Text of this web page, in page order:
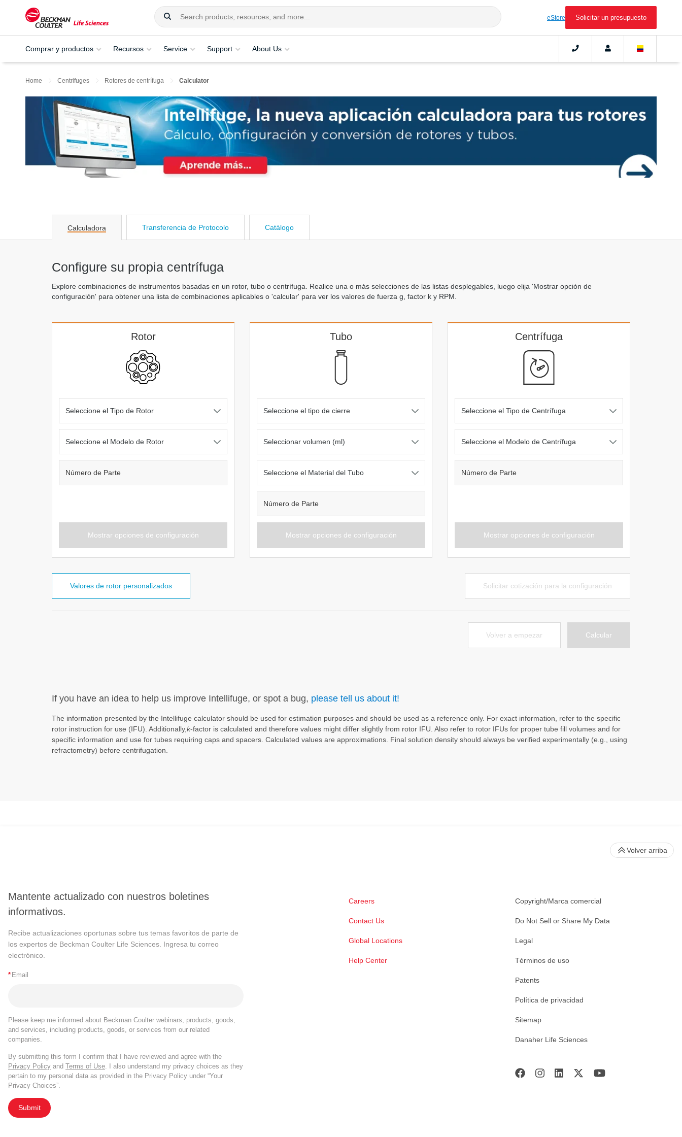
eStore Solicitar un presupuesto
Comprar y productos Recursos Service Support About Us
Home Centrifuges Rotores de centrífuga Calculator
Calculadora Transferencia de Protocolo Catálogo
Configure su propia centrífuga
Explore combinaciones de instrumentos basadas en un rotor, tubo o centrífuga. Realice una o más selecciones de las listas desplegables, luego elija 'Mostrar opción de
configuración' para obtener una lista de combinaciones aplicables o 'calcular' para ver los valores de fuerza g, factor k y RPM.
Rotor
Seleccione el Tipo de Rotor
Seleccione el Modelo de Rotor
Mostrar opciones de configuración
Tubo
Seleccione el tipo de cierre
Seleccionar volumen (ml)
Seleccione el Material del Tubo
Mostrar opciones de configuración
Centrífuga
Seleccione el Tipo de Centrífuga
Seleccione el Modelo de Centrífuga
Mostrar opciones de configuración
Valores de rotor personalizados Solicitar cotización para la configuración
Volver a empezar Calcular
If you have an idea to help us improve Intellifuge, or spot a bug, please tell us about it!
The information presented by the Intellifuge calculator should be used for estimation purposes and should be used as a reference only. For exact information, refer to the specific
rotor instruction for use (IFU). Additionally,k-factor is calculated and therefore values might differ slightly from rotor IFU. Also refer to rotor IFUs for proper tube fill volumes and for
specific information and use for tubes requiring caps and spacers. Calculated values are approximations. Final solution density should always be verified experimentally (e.g., using
refractometry) before centrifugation.
Mantente actualizado con nuestros boletines
informativos.
Recibe actualizaciones oportunas sobre tus temas favoritos de parte de
los expertos de Beckman Coulter Life Sciences. Ingresa tu correo
electrónico.
* Email
Please keep me informed about Beckman Coulter webinars, products, goods,
and services, including products, goods, or services from our related
companies.
By submitting this form I confirm that I have reviewed and agree with the
Privacy Policy and Terms of Use. I also understand my privacy choices as they
pertain to my personal data as provided in the Privacy Policy under “Your
Privacy Choices”.
Submit
Careers
Contact Us
Global Locations
Help Center
Copyright/Marca comercial
Do Not Sell or Share My Data
Legal
Términos de uso
Patents
Política de privacidad
Sitemap
Danaher Life Sciences
Volver arriba